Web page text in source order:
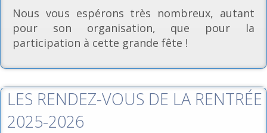
Nous vous espérons très nombreux, autant
pour son organisation, que pour la
participation à cette grande fête !
LES RENDEZ-VOUS DE LA RENTRÉE
2025-2026